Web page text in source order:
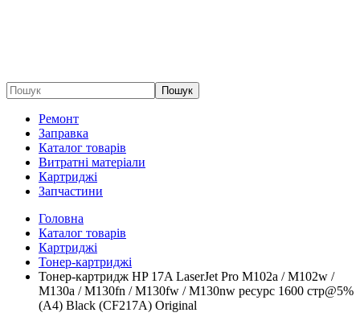
Пошук
Ремонт
Заправка
Каталог товарів
Витратні матеріали
Картриджі
Запчастини
Головна
Каталог товарів
Картриджі
Тонер-картриджі
Тонер-картридж HP 17A LaserJet Pro M102a / M102w /
M130a / M130fn / M130fw / M130nw ресурс 1600 стр@5%
(A4) Black (CF217A) Original